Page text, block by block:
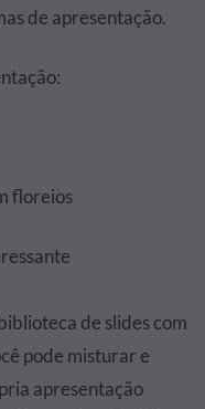
de apresentação.
floreios
de slides com
pode misturar e
apresentação